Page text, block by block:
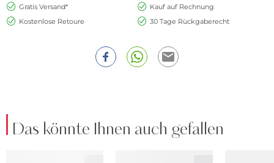
Gratis Versand*
Kauf auf Rechnung
Kostenlose Retoure
30 Tage Rückgaberecht
Das könnte Ihnen auch gefallen